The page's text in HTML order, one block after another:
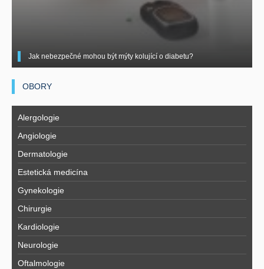
Jak nebezpečné mohou být mýty kolující o diabetu?
OBORY
Alergologie
Angiologie
Dermatologie
Estetická medicína
Gynekologie
Chirurgie
Kardiologie
Neurologie
Oftalmologie